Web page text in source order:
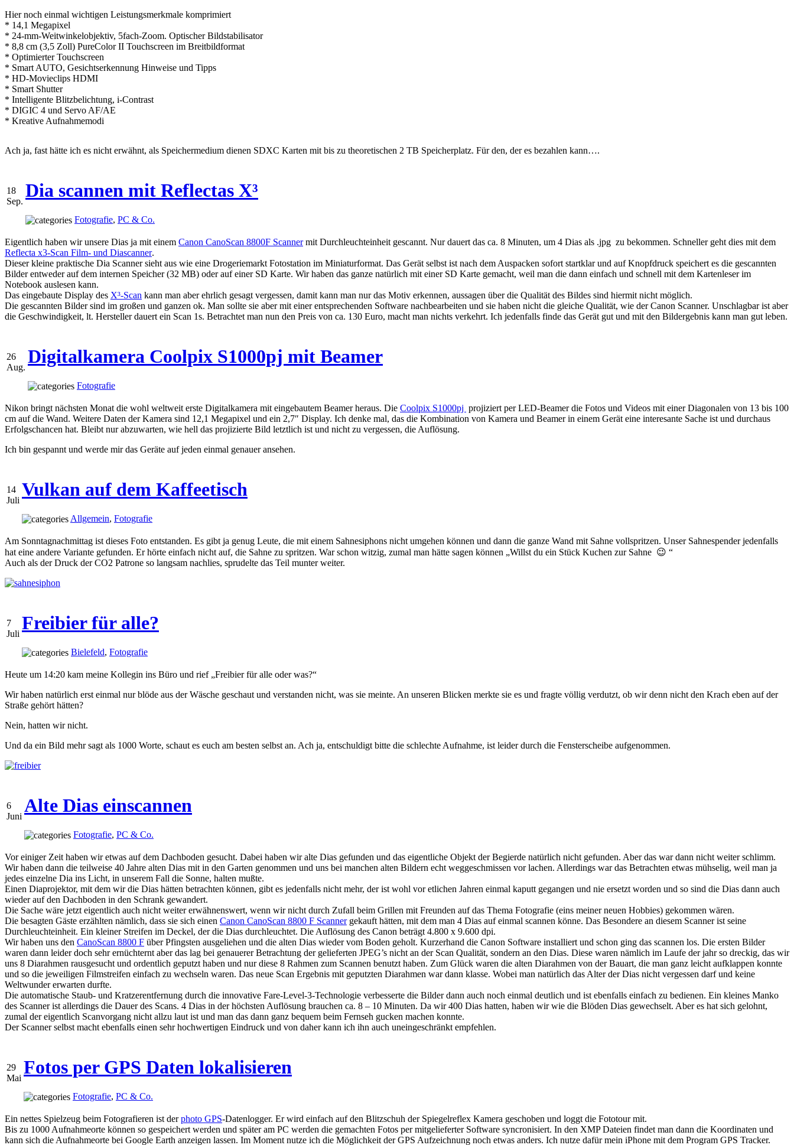
Hier noch einmal wichtigen Leistungsmerkmale komprimiert
* 14,1 Megapixel
* 24-mm-Weitwinkelobjektiv, 5fach-Zoom. Optischer Bildstabilisator
* 8,8 cm (3,5 Zoll) PureColor II Touchscreen im Breitbildformat
* Optimierter Touchscreen
* Smart AUTO, Gesichtserkennung Hinweise und Tipps
* HD-Movieclips HDMI
* Smart Shutter
* Intelligente Blitzbelichtung, i-Contrast
* DIGIC 4 und Servo AF/AE
* Kreative Aufnahmemodi
Ach ja, fast hätte ich es nicht erwähnt, als Speichermedium dienen SDXC Karten mit bis zu theoretischen 2 TB Speicherplatz. Für den, der es bezahlen kann….
18
Sep.
Dia scannen mit Reflectas X³
Fotografie, PC & Co.
Eigentlich haben wir unsere Dias ja mit einem Canon CanoScan 8800F Scannermit Durchleuchteinheit gescannt. Nur dauert das ca. 8 Minuten, um 4 Dias als .jpg zu bekommen. Schneller geht dies mit dem
Reflecta x3-Scan Film- und Diascanner.
Dieser kleine praktische Dia Scanner sieht aus wie eine Drogeriemarkt Fotostation im Miniaturformat. Das Gerät selbst ist nach dem Auspacken sofort startklar und auf Knopfdruck speichert es die gescannten
Bilder entweder auf dem internen Speicher (32 MB) oder auf einer SD Karte. Wir haben das ganze natürlich mit einer SD Karte gemacht, weil man die dann einfach und schnell mit dem Kartenleser im
Notebook auslesen kann.
Das eingebaute Display des X³-Scan kann man aber ehrlich gesagt vergessen, damit kann man nur das Motiv erkennen, aussagen über die Qualität des Bildes sind hiermit nicht möglich.
Die gescannten Bilder sind im großen und ganzen ok. Man sollte sie aber mit einer entsprechenden Software nachbearbeiten und sie haben nicht die gleiche Qualität, wie der Canon Scanner. Unschlagbar ist aber
die Geschwindigkeit, lt. Hersteller dauert ein Scan 1s. Betrachtet man nun den Preis von ca. 130 Euro, macht man nichts verkehrt. Ich jedenfalls finde das Gerät gut und mit den Bildergebnis kann man gut leben.
26
Aug.
Digitalkamera Coolpix S1000pj mit Beamer
Fotografie
Nikon bringt nächsten Monat die wohl weltweit erste Digitalkamera mit eingebautem Beamer heraus. Die Coolpix S1000pj projiziert per LED-Beamer die Fotos und Videos mit einer Diagonalen von 13 bis 100
cm auf die Wand. Weitere Daten der Kamera sind 12,1 Megapixel und ein 2,7″ Display. Ich denke mal, das die Kombination von Kamera und Beamer in einem Gerät eine interesante Sache ist und durchaus
Erfolgschancen hat. Bleibt nur abzuwarten, wie hell das projizierte Bild letztlich ist und nicht zu vergessen, die Auflösung.
Ich bin gespannt und werde mir das Geräte auf jeden einmal genauer ansehen.
14
Juli
Vulkan auf dem Kaffeetisch
Allgemein, Fotografie
Am Sonntagnachmittag ist dieses Foto entstanden. Es gibt ja genug Leute, die mit einem Sahnesiphons nicht umgehen können und dann die ganze Wand mit Sahne vollspritzen. Unser Sahnespender jedenfalls
hat eine andere Variante gefunden. Er hörte einfach nicht auf, die Sahne zu spritzen. War schon witzig, zumal man hätte sagen können „Willst du ein Stück Kuchen zur Sahne 😉 “
Auch als der Druck der CO2 Patrone so langsam nachlies, sprudelte das Teil munter weiter.
7
Juli
Freibier für alle?
Bielefeld, Fotografie
Heute um 14:20 kam meine Kollegin ins Büro und rief „Freibier für alle oder was?“
Wir haben natürlich erst einmal nur blöde aus der Wäsche geschaut und verstanden nicht, was sie meinte. An unseren Blicken merkte sie es und fragte völlig verdutzt, ob wir denn nicht den Krach eben auf der
Straße gehört hätten?
Nein, hatten wir nicht.
Und da ein Bild mehr sagt als 1000 Worte, schaut es euch am besten selbst an. Ach ja, entschuldigt bitte die schlechte Aufnahme, ist leider durch die Fensterscheibe aufgenommen.
6
Juni
Alte Dias einscannen
Fotografie, PC & Co.
Vor einiger Zeit haben wir etwas auf dem Dachboden gesucht. Dabei haben wir alte Dias gefunden und das eigentliche Objekt der Begierde natürlich nicht gefunden. Aber das war dann nicht weiter schlimm.
Wir haben dann die teilweise 40 Jahre alten Dias mit in den Garten genommen und uns bei manchen alten Bildern echt weggeschmissen vor lachen. Allerdings war das Betrachten etwas mühselig, weil man ja
jedes einzelne Dia ins Licht, in unserem Fall die Sonne, halten mußte.
Einen Diaprojektor, mit dem wir die Dias hätten betrachten können, gibt es jedenfalls nicht mehr, der ist wohl vor etlichen Jahren einmal kaputt gegangen und nie ersetzt worden und so sind die Dias dann auch
wieder auf den Dachboden in den Schrank gewandert.
Die Sache wäre jetzt eigentlich auch nicht weiter erwähnenswert, wenn wir nicht durch Zufall beim Grillen mit Freunden auf das Thema Fotografie (eins meiner neuen Hobbies) gekommen wären.
Die besagten Gäste erzählten nämlich, dass sie sich einen Canon CanoScan 8800 F Scannergekauft hätten, mit dem man 4 Dias auf einmal scannen könne. Das Besondere an diesem Scanner ist seine
Durchleuchteinheit. Ein kleiner Streifen im Deckel, der die Dias durchleuchtet. Die Auflösung des Canon beträgt 4.800 x 9.600 dpi.
Wir haben uns den CanoScan 8800 F über Pfingsten ausgeliehen und die alten Dias wieder vom Boden geholt. Kurzerhand die Canon Software installiert und schon ging das scannen los. Die ersten Bilder
waren dann leider doch sehr ernüchternt aber das lag bei genauerer Betrachtung der gelieferten JPEG’s nicht an der Scan Qualität, sondern an den Dias. Diese waren nämlich im Laufe der jahr so dreckig, das wir
uns 8 Diarahmen rausgesucht und ordentlich geputzt haben und nur diese 8 Rahmen zum Scannen benutzt haben. Zum Glück waren die alten Diarahmen von der Bauart, die man ganz leicht aufklappen konnte
und so die jeweiligen Filmstreifen einfach zu wechseln waren. Das neue Scan Ergebnis mit geputzten Diarahmen war dann klasse. Wobei man natürlich das Alter der Dias nicht vergessen darf und keine
Weltwunder erwarten durfte.
Die automatische Staub- und Kratzerentfernung durch die innovative Fare-Level-3-Technologie verbesserte die Bilder dann auch noch einmal deutlich und ist ebenfalls einfach zu bedienen. Ein kleines Manko
des Scanner ist allerdings die Dauer des Scans. 4 Dias in der höchsten Auflösung brauchen ca. 8 – 10 Minuten. Da wir 400 Dias hatten, haben wir wie die Blöden Dias gewechselt. Aber es hat sich gelohnt,
zumal der eigentlich Scanvorgang nicht allzu laut ist und man das dann ganz bequem beim Fernseh gucken machen konnte.
Der Scanner selbst macht ebenfalls einen sehr hochwertigen Eindruck und von daher kann ich ihn auch uneingeschränkt empfehlen.
29
Mai
Fotos per GPS Daten lokalisieren
Fotografie, PC & Co.
Ein nettes Spielzeug beim Fotografieren ist derphoto GPS-Datenlogger. Er wird einfach auf den Blitzschuh der Spiegelreflex Kamera geschoben und loggt die Fototour mit.
Bis zu 1000 Aufnahmeorte können so gespeichert werden und später am PC werden die gemachten Fotos per mitgelieferter Software syncronisiert. In den XMP Dateien findet man dann die Koordinaten und
kann sich die Aufnahmeorte bei Google Earth anzeigen lassen. Im Moment nutze ich die Möglichkeit der GPS Aufzeichnung noch etwas anders. Ich nutze dafür mein iPhone mit dem Program GPS Tracker.